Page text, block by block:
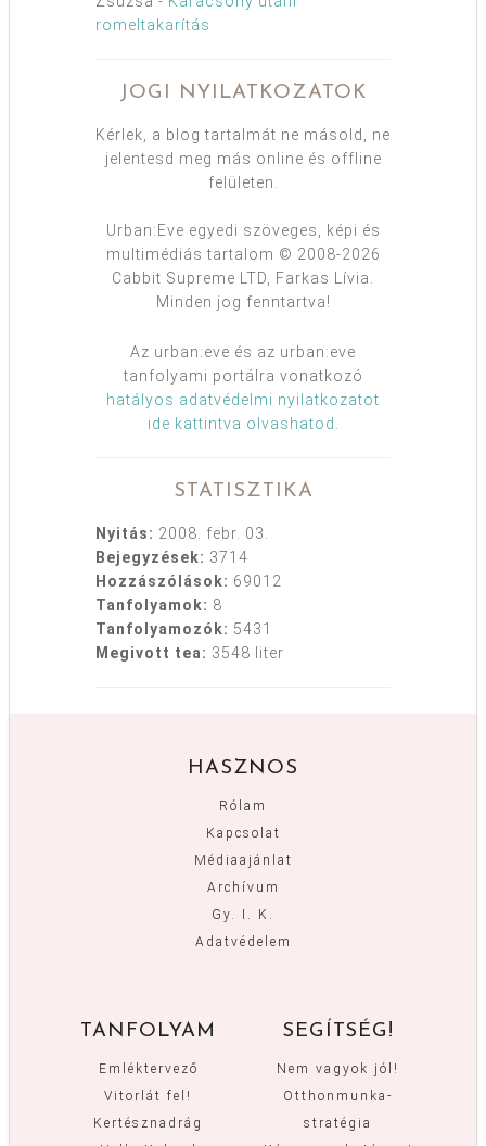
romeltakarítás
JOGI NYILATKOZATOK
Kérlek, a blog tartalmát ne másold, ne
jelentesd meg más online és offline
felületen.
Urban:Eve egyedi szöveges, képi és
multimédiás tartalom © 2008-2026
Cabbit Supreme LTD, Farkas Lívia.
Minden jog fenntartva!
Az urban:eve és az urban:eve
tanfolyami portálra vonatkozó
hatályos adatvédelmi nyilatkozatot
ide kattintva olvashatod
STATISZTIKA
Nyitás: 2008. febr. 03.
Bejegyzések: 3714
Hozzászólások: 69012
Tanfolyamok: 8
Tanfolyamozók: 5431
Megivott tea: 3548 liter
HASZNOS
Rólam
Kapcsolat
Médiaajánlat
Archívum
Gy. I. K.
Adatvédelem
TANFOLYAM
Emléktervező
Vitorlát fel!
Kertésznadrág
SEGÍTSÉG!
Nem vagyok jól!
Otthonmunka-
stratégia